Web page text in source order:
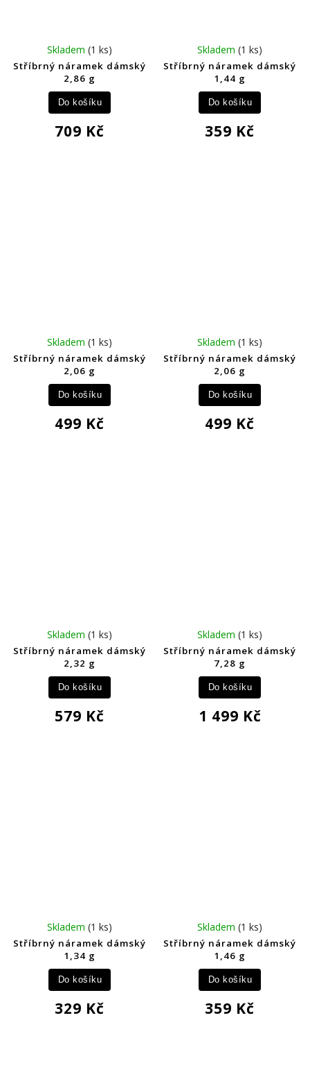
Stříbrný náramek dámský
2,86 g
Skladem(1 ks)
709 Kč
Do košíku
Stříbrný náramek dámský
1,44 g
Skladem(1 ks)
359 Kč
Do košíku
Stříbrný náramek dámský
2,06 g
Skladem(1 ks)
499 Kč
Do košíku
Stříbrný náramek dámský
2,06 g
Skladem(1 ks)
499 Kč
Do košíku
Stříbrný náramek dámský
2,32 g
Skladem(1 ks)
579 Kč
Do košíku
Stříbrný náramek dámský
7,28 g
Skladem(1 ks)
1 499 Kč
Do košíku
Stříbrný náramek dámský
1,34 g
Skladem(1 ks)
329 Kč
Do košíku
Stříbrný náramek dámský
1,46 g
Skladem(1 ks)
359 Kč
Do košíku